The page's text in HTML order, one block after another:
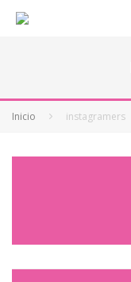
Inicio instagramers